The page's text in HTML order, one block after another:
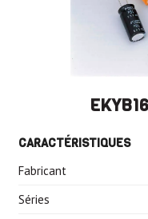
CARACTÉRISTIQUES
Fabricant
Séries